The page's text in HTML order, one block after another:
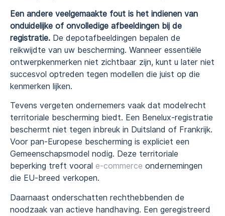
Een andere veelgemaakte fout is het indienen van
onduidelijke of onvolledige afbeeldingen bij de
registratie. De depotafbeeldingen bepalen de
reikwijdte van uw bescherming. Wanneer essentiële
ontwerpkenmerken niet zichtbaar zijn, kunt u later niet
succesvol optreden tegen modellen die juist op die
kenmerken lijken.
Tevens vergeten ondernemers vaak dat modelrecht
territoriale bescherming biedt. Een Benelux-registratie
beschermt niet tegen inbreuk in Duitsland of Frankrijk.
Voor pan-Europese bescherming is expliciet een
Gemeenschapsmodel nodig. Deze territoriale
beperking treft vooral e-commerce ondernemingen
die EU-breed verkopen.
Daarnaast onderschatten rechthebbenden de
noodzaak van actieve handhaving. Een geregistreerd